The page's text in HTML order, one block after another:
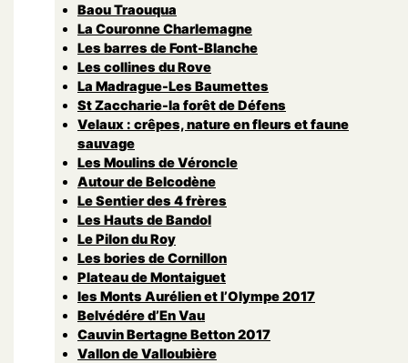
Baou Traouqua
La Couronne Charlemagne
Les barres de Font-Blanche
Les collines du Rove
La Madrague-Les Baumettes
St Zaccharie-la forêt de Défens
Velaux : crêpes, nature en fleurs et faune
sauvage
Les Moulins de Véroncle
Autour de Belcodène
Le Sentier des 4 frères
Les Hauts de Bandol
Le Pilon du Roy
Les bories de Cornillon
Plateau de Montaiguet
les Monts Aurélien et l’Olympe 2017
Belvédére d’En Vau
Cauvin Bertagne Betton 2017
Vallon de Valloubière